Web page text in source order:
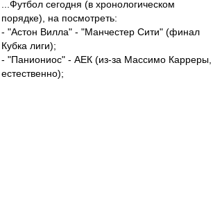
...Футбол сегодня (в хронологическом
порядке), на посмотреть:
- "Астон Вилла" - "Манчестер Сити" (финал
Кубка лиги);
- "Паниониос" - АЕК (из-за Массимо Карреры,
естественно);